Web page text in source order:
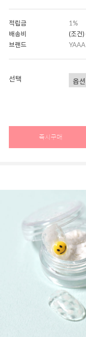
적립금
1%
배송비
(조건)
브랜드
YAAA
선택
즉시구매